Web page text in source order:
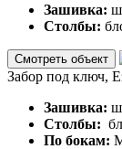
Зашивка:
Столбы:
Смотреть объект
Забор под ключ,
Зашивка:
Столбы:
По бокам: